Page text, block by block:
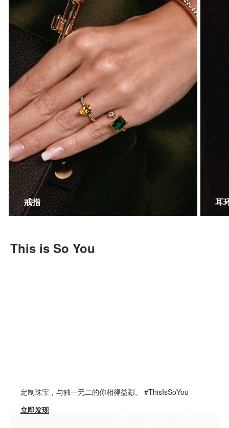
戒指 耳
This is So You
定制珠宝，与独一无二的你相得益彰。 #ThisIsSoYou
立即发现